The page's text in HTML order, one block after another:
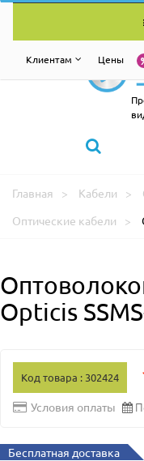
Клиентам Цены
Главная Кабели
Оптические кабели
Opticis
Код товара : 302424
Условия оплаты
Бесплатная доставка